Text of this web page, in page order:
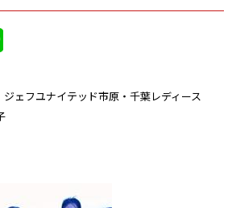
ジェフユナイテッド市原・千葉レディース